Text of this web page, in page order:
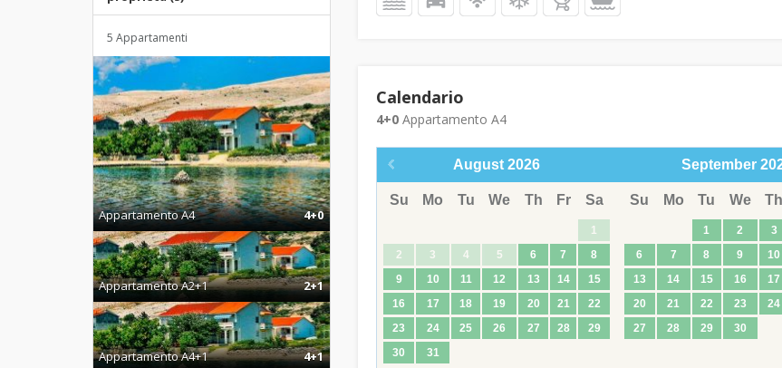
5 Appartamenti
Appartamento A4 4+0
Appartamento A2+1 2+1
Appartamento A4+1 4+1
Calendario
4+0Appartamento A4
August 2026
Su Mo Tu We Th Fr Sa
1
2
3 4 5 6 7
8
9
10 11 12 13 14
15
16
17 18 19 20 21
22
23
24 25 26 27 28
29
30
31
September
Su Mo Tu We Th
1 2 3
6
7 8 9 10
13
14 15 16 17
20
21 22 23 24
27
28 29 30